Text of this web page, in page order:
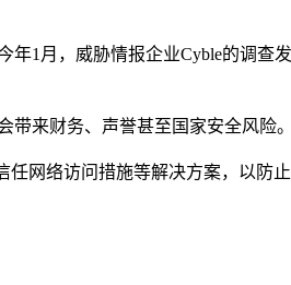
1月，威胁情报企业Cyble的调查
来财务、声誉甚至国家安全风险。
网络访问措施等解决方案，以防